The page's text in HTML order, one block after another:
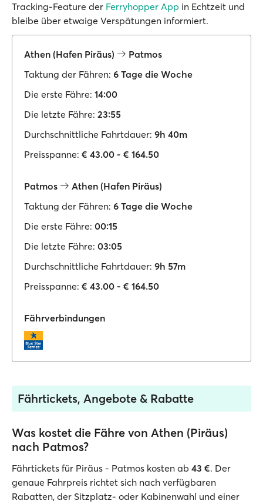
Tracking-Feature der Ferryhopper App in Echtzeit und
bleibe über etwaige Verspätungen informiert.
Athen (Hafen Piräus)
Patmos
Taktung der Fähren: 6 Tage die Woche
Die erste Fähre: 14:00
Die letzte Fähre: 23:55
Durchschnittliche Fahrtdauer: 9h 40m
Preisspanne: € 43.00 - € 164.50
Patmos
Athen (Hafen Piräus)
Taktung der Fähren: 6 Tage die Woche
Die erste Fähre: 00:15
Die letzte Fähre: 03:05
Durchschnittliche Fahrtdauer: 9h 57m
Preisspanne: € 43.00 - € 164.50
Fährverbindungen
Fährtickets, Angebote & Rabatte
Was kostet die Fähre von Athen (Piräus)
nach Patmos?
Fährtickets für Piräus - Patmos kosten ab 43 €. Der
genaue Fahrpreis richtet sich nach verfügbaren
Rabatten, der Sitzplatz- oder Kabinenwahl und einer